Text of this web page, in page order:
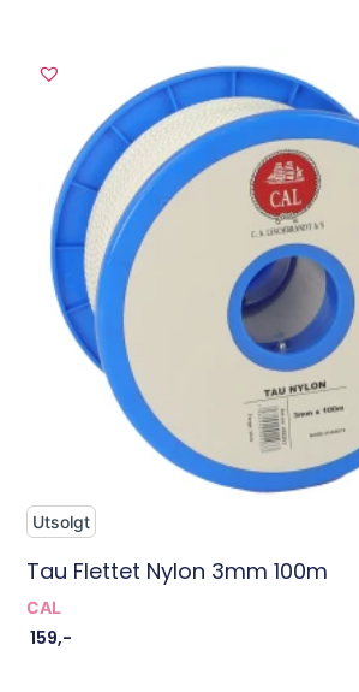
Tau Flettet Nylon 3mm 100m
CAL
159,-
Utsolgt